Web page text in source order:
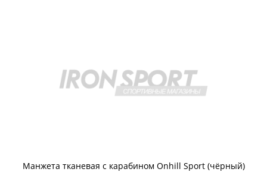
Манжета тканевая с карабином Onhill Sport (чёрный)